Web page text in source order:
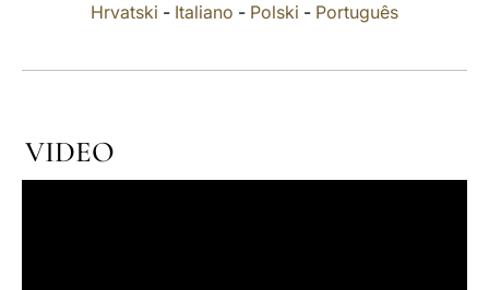
Hrvatski - Italiano - Polski - Português
VIDEO